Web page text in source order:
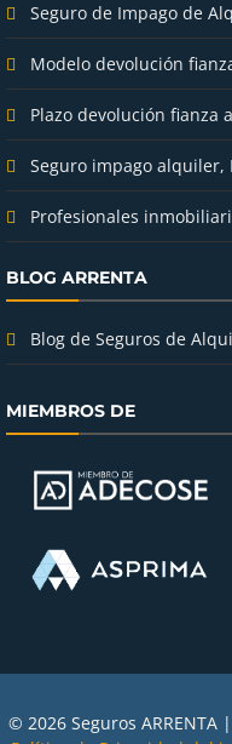
Seguro de Impago de
Modelo devolución
Plazo devolución fianza
Seguro impago
Profesionales
BLOG ARRENTA
Blog de Seguros de
MIEMBROS DE
© 2026 Seguros ARRENTA |